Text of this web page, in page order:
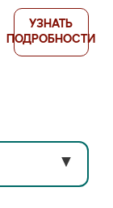
УЗНАТЬ
ПОДРОБНОСТИ
▼